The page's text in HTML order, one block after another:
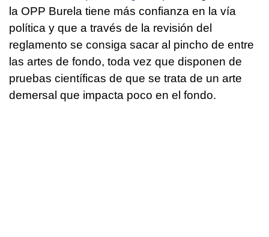
la OPP Burela tiene más confianza en la vía
política y que a través de la revisión del
reglamento se consiga sacar al pincho de entre
las artes de fondo, toda vez que disponen de
pruebas científicas de que se trata de un arte
demersal que impacta poco en el fondo.